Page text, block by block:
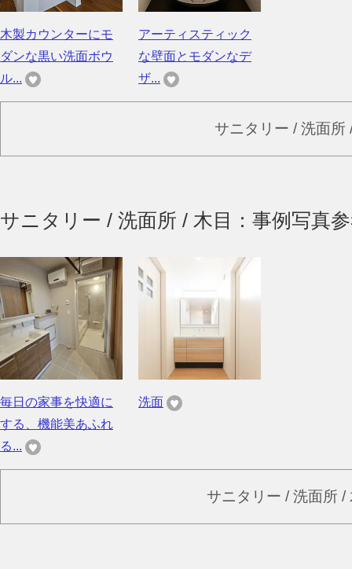
木製カウンターにモ
ダンな黒い洗面ボウ
ル...
アーティスティック
な壁面とモダンなデ
ザ...
サニタリー / 洗面所
サニタリー / 洗面所 / 木目：事例写真
毎日の家事を快適に
する、機能美あふれ
る...
洗面
サニタリー / 洗面所 /